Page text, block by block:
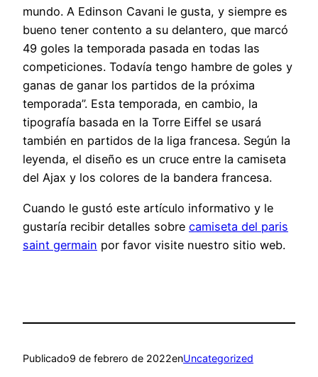
mundo. A Edinson Cavani le gusta, y siempre es
bueno tener contento a su delantero, que marcó
49 goles la temporada pasada en todas las
competiciones. Todavía tengo hambre de goles y
ganas de ganar los partidos de la próxima
temporada”. Esta temporada, en cambio, la
tipografía basada en la Torre Eiffel se usará
también en partidos de la liga francesa. Según la
leyenda, el diseño es un cruce entre la camiseta
del Ajax y los colores de la bandera francesa.
Cuando le gustó este artículo informativo y le
gustaría recibir detalles sobre camiseta del paris
saint germain por favor visite nuestro sitio web.
Publicado9 de febrero de 2022enUncategorized